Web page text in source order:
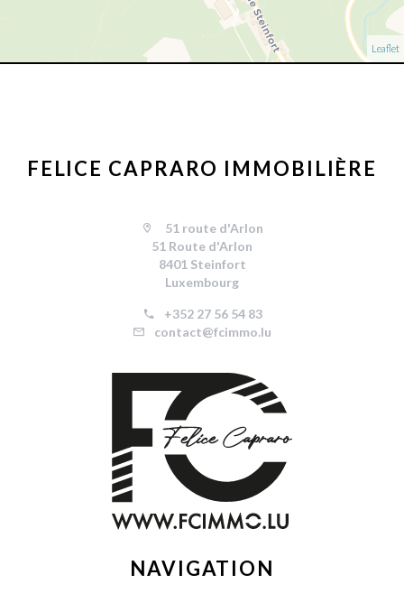
Leaflet
FELICE CAPRARO IMMOBILIÈRE
51 route d'Arlon
51 Route d'Arlon
8401 Steinfort
Luxembourg
+352 27 56 54 83
contact@fcimmo.lu
NAVIGATION